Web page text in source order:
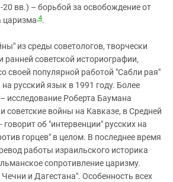
20 вв.) – борьбой за освобождение от
царизма 4.
из среды советологов, творчески
ранней советской историографии,
своей популярной работой "Сабли рая"
русский язык в 1991 году. Более
исследование Роберта Баумана
советские войны на Кавказе, в Средней
об "интервенции" русских на
горцев" в целом. В последнее время
работы израильского историка
сопротивление царизму.
и Дагестана". Особенность всех